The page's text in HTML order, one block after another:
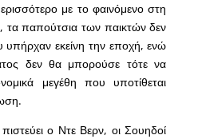
με το φαινόμενο στη
τα παπούτσια των παικτών δεν
υπήρχαν εκείνη την εποχή, ενώ
δεν θα μπορούσε τότε να
μεγέθη που υποτίθεται
ο Ντε Βερν, οι Σουηδοί